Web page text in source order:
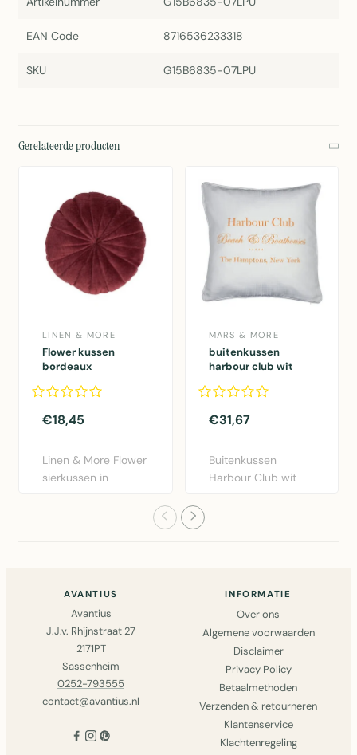
EAN Code 8716536233318
SKU G15B6835-07LPU
Gerelateerde producten
LINEN & MORE
Flower kussen
bordeaux
€18,45
Linen & More Flower
sierkussen in
MARS & MORE
buitenkussen
harbour club wit
€31,67
Buitenkussen
Harbour Club wit
AVANTIUS
Avantius
J.J.v. Rhijnstraat 27
2171PT
Sassenheim
0252-793555
contact@avantius.nl
INFORMATIE
Over ons
Algemene voorwaarden
Disclaimer
Privacy Policy
Betaalmethoden
Verzenden & retourneren
Klantenservice
Klachtenregeling